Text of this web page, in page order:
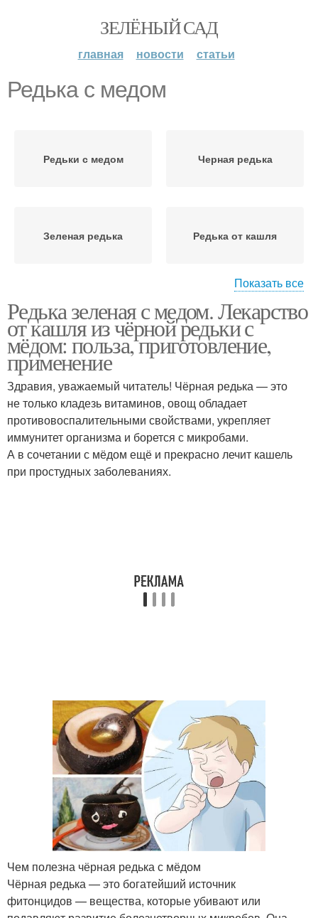
ЗЕЛЁНЫЙ САД
главная новости статьи
Редька с медом
Редьки с медом Черная редька
Зеленая редька Редька от кашля
Тертая редька Рецепты с медом
Настой с медом
Показать все
Редька зеленая с медом. Лекарство
от кашля из чёрной редьки с
мёдом: польза, приготовление,
применение
Здравия, уважаемый читатель! Чёрная редька — это
не только кладезь витаминов, овощ обладает
противовоспалительными свойствами, укрепляет
иммунитет организма и борется с микробами.
А в сочетании с мёдом ещё и прекрасно лечит кашель
при простудных заболеваниях.
Чем полезна чёрная редька с мёдом
Чёрная редька — это богатейший источник
фитонцидов — вещества, которые убивают или